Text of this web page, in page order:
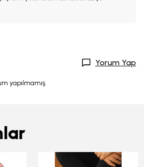
Yorum Yap
yapılmamış.